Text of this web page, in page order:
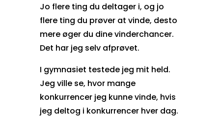
Jo flere ting du deltager i, og jo
flere ting du prøver at vinde, desto
mere øger du dine vinderchancer.
Det har jeg selv afprøvet.
I gymnasiet testede jeg mit held.
Jeg ville se, hvor mange
konkurrencer jeg kunne vinde, hvis
jeg deltog i konkurrencer hver dag.